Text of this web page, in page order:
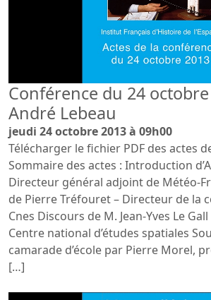
Conférence du 24
André Lebeau
jeudi 24 octobre 2013 à 09h00
Télécharger le fichier PDF des actes
Sommaire des actes : Introduction
Directeur général adjoint de Météo-
de Pierre Tréfouret – Directeur de la
Cnes Discours de M. Jean-Yves Le
Centre national d’études spatiales
camarade d’école par Pierre Morel,
[…]